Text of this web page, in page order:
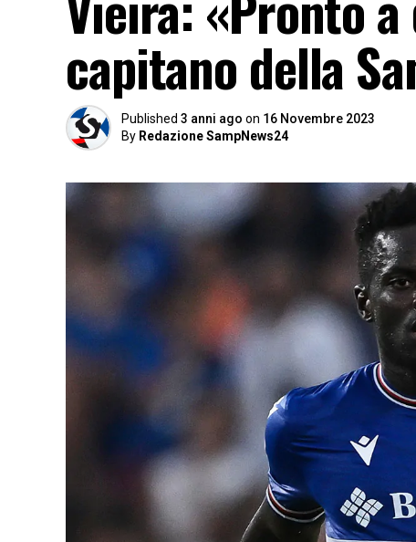
capitano della
Published 3 anni ago on 16 Novembre 2023
By Redazione SampNews24